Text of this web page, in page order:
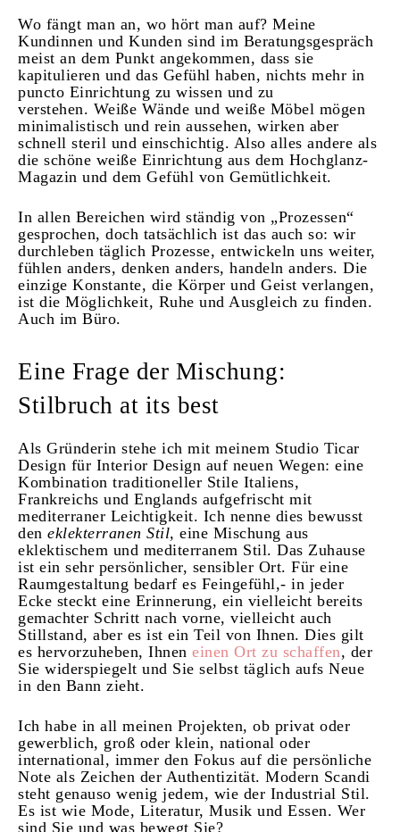
Wo fängt man an, wo hört man auf? Meine
Kundinnen und Kunden sind im Beratungsgespräch
meist an dem Punkt angekommen, dass sie
kapitulieren und das Gefühl haben, nichts mehr in
puncto Einrichtung zu wissen und zu
verstehen. Weiße Wände und weiße Möbel mögen
minimalistisch und rein aussehen, wirken aber
schnell steril und einschichtig. Also alles andere als
die schöne weiße Einrichtung aus dem Hochglanz-
Magazin und dem Gefühl von Gemütlichkeit.
In allen Bereichen wird ständig von „Prozessen“
gesprochen, doch tatsächlich ist das auch so: wir
durchleben täglich Prozesse, entwickeln uns weiter,
fühlen anders, denken anders, handeln anders. Die
einzige Konstante, die Körper und Geist verlangen,
ist die Möglichkeit, Ruhe und Ausgleich zu finden.
Auch im Büro.
Eine Frage der Mischung:
Stilbruch at its best
Als Gründerin stehe ich mit meinem Studio Ticar
Design für Interior Design auf neuen Wegen: eine
Kombination traditioneller Stile Italiens,
Frankreichs und Englands aufgefrischt mit
mediterraner Leichtigkeit. Ich nenne dies bewusst
den eklekterranen Stil, eine Mischung aus
eklektischem und mediterranem Stil. Das Zuhause
ist ein sehr persönlicher, sensibler Ort. Für eine
Raumgestaltung bedarf es Feingefühl,- in jeder
Ecke steckt eine Erinnerung, ein vielleicht bereits
gemachter Schritt nach vorne, vielleicht auch
Stillstand, aber es ist ein Teil von Ihnen. Dies gilt
es hervorzuheben, Ihnen einen Ort zu schaffen, der
Sie widerspiegelt und Sie selbst täglich aufs Neue
in den Bann zieht.
Ich habe in all meinen Projekten, ob privat oder
gewerblich, groß oder klein, national oder
international, immer den Fokus auf die persönliche
Note als Zeichen der Authentizität. Modern Scandi
steht genauso wenig jedem, wie der Industrial Stil.
Es ist wie Mode, Literatur, Musik und Essen. Wer
sind Sie und was bewegt Sie?